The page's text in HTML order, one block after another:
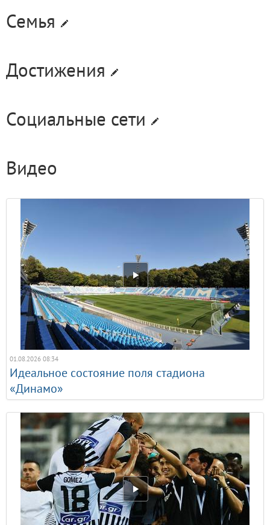
Семья
Достижения
Социальные сети
Видео
01.08.2026 08:34
Идеальное состояние поля стадиона
«Динамо»